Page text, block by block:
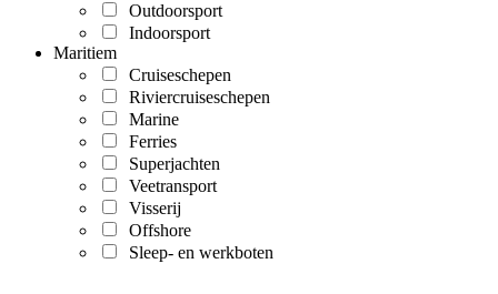
Outdoorsport
Indoorsport
Maritiem
Cruiseschepen
Riviercruiseschepen
Marine
Ferries
Superjachten
Veetransport
Visserij
Offshore
Sleep- en werkboten